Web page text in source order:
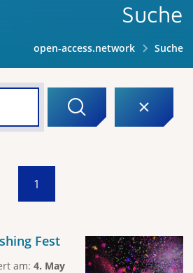
Suche
open-access.network Suche
1
Fest
am: 4. May